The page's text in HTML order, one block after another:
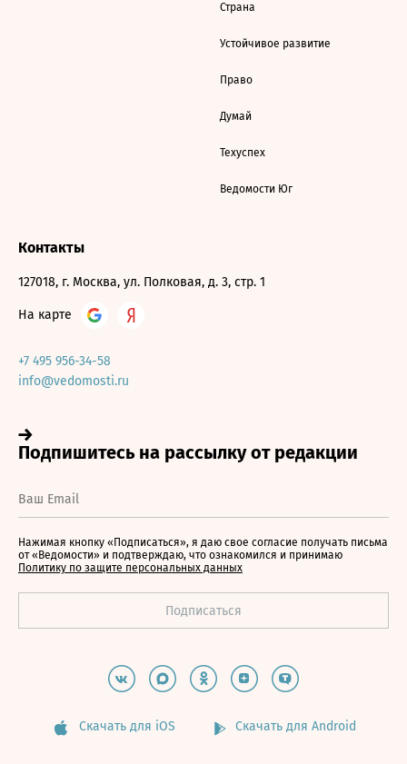
Страна
Устойчивое развитие
Право
Думай
Техуспех
Ведомости Юг
Контакты
127018, г. Москва, ул. Полковая, д. 3, стр. 1
На карте
+7 495 956-34-58
info@vedomosti.ru
Нажимая кнопку «Подписаться», я даю свое согласие получать письма
от «Ведомости» и подтверждаю, что ознакомился и принимаю
Политику по защите персональных данных
Скачать для iOS Скачать для Android